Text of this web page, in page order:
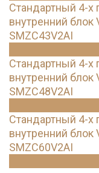
Стандартный 4-х
внутренний блок
SMZC43V2AI
Стандартный 4-х
внутренний блок
SMZC48V2AI
Стандартный 4-х
внутренний блок
SMZC60V2AI